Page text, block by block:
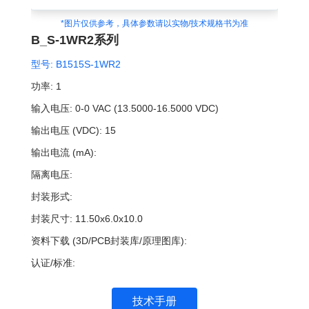
*图片仅供参考，具体参数请以实物/技术规格书为准
B_S-1WR2系列
型号: B1515S-1WR2
功率: 1
输入电压: 0-0 VAC (13.5000-16.5000 VDC)
输出电压 (VDC): 15
输出电流 (mA):
隔离电压:
封装形式:
封装尺寸: 11.50x6.0x10.0
资料下载 (3D/PCB封装库/原理图库):
认证/标准:
技术手册